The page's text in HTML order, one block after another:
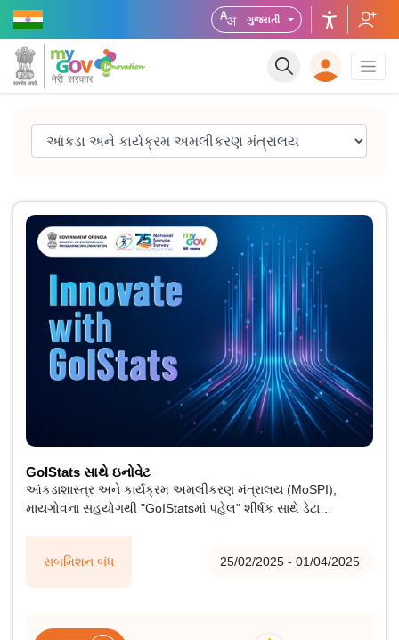
ગુજરાતી
સબમિશન બંધ 25/02/2025 - 01/04/2025
GoIStats સાથે ઇનોવેટ
આંકડાશાસ્ત્ર અને કાર્યક્રમ અમલીકરણ મંત્રાલય (MoSPI),
માયગોવના સહયોગથી "GoIStatsમાં પહેલ" શીર્ષક સાથે ડેટા
શબ્દકોષ છે જે આ શબ્દ માટે નથી મળતો.